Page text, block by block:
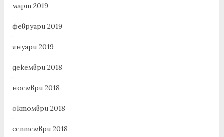
март 2019
февруари 2019
януари 2019
декември 2018
ноември 2018
октомври 2018
септември 2018